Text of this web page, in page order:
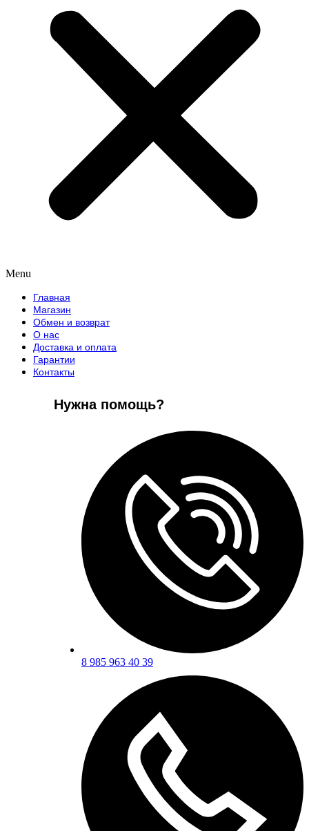
Menu
Главная
Магазин
Обмен и возврат
О нас
Доставка и оплата
Гарантии
Контакты
Нужна помощь?
8 985 963 40 39